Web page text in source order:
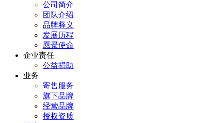
公司简介
团队介绍
品牌释义
发展历程
愿景使命
企业责任
公益捐助
业务
寄售服务
旗下品牌
经营品牌
授权资质